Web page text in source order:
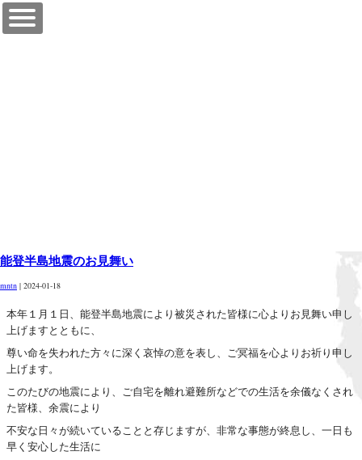
【公式】真奈邸那須
能登半島地震のお見舞い
mntn | 2024-01-18
本年１月１日、能登半島地震により被災された皆様に心よりお見舞い申し
上げますとともに、
尊い命を失われた方々に深く哀悼の意を表し、ご冥福を心よりお祈り申し
上げます。
このたびの地震により、ご自宅を離れ避難所などでの生活を余儀なくされ
た皆様、余震により
不安な日々が続いていることと存じますが、非常な事態が終息し、一日も
早く安心した生活に